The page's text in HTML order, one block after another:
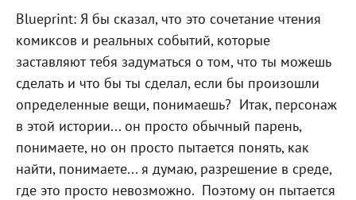
Blueprint: Я бы сказал, что это сочетание чтения
комиксов и реальных событий, которые
заставляют тебя задуматься о том, что ты можешь
сделать и что бы ты сделал, если бы произошли
определенные вещи, понимаешь? Итак, персонаж
в этой истории... он просто обычный парень,
понимаете, но он просто пытается понять, как
найти, понимаете... я думаю, разрешение в среде,
где это просто невозможно. Поэтому он пытается